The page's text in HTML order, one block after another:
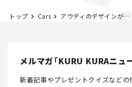
トップ Cars アウディのデザインが変わる！ 新型2シータースポーツカー「コンセプトC」を発表【新車ニュース】
メルマガ「KURU KURAニュ
新着記事やプレゼントクイズなど